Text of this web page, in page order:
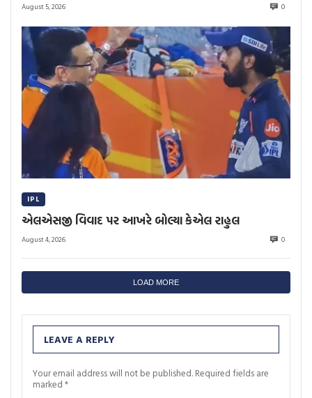
August 5, 2026 0
IPL
એલએસજી વિવાદ પર આખરે બોલ્યા કેએલ રાહુલ
August 4, 2026 0
LOAD MORE
LEAVE A REPLY
Your email address will not be published. Required fields are
marked *